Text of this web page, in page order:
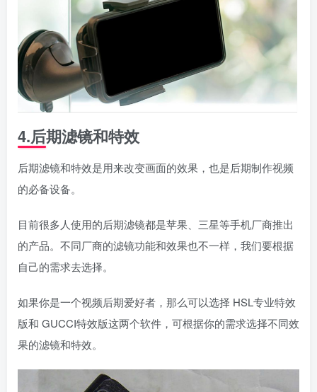
4.后期滤镜和特效
后期滤镜和特效是用来改变画面的效果，也是后期制作视频
的必备设备。
目前很多人使用的后期滤镜都是苹果、三星等手机厂商推出
的产品。不同厂商的滤镜功能和效果也不一样，我们要根据
自己的需求去选择。
如果你是一个视频后期爱好者，那么可以选择 HSL专业特效
版和 GUCCI特效版这两个软件，可根据你的需求选择不同效
果的滤镜和特效。